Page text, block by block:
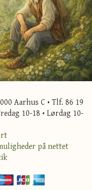
Aarhus C • Tlf. 86 19
10-18 • Lørdag 10-
på nettet